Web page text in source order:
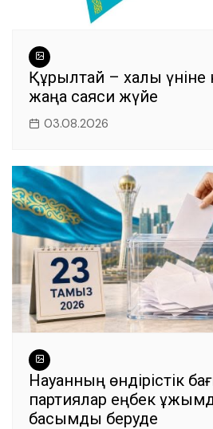
Құрылтай – халық үніне
жаңа саяси жүйе
03.08.2026
Науқанның өндірістік
партиялар еңбек
басымдық беруде